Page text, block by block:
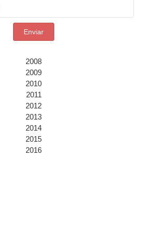
Enviar
2008
2009
2010
2011
2012
2013
2014
2015
2016